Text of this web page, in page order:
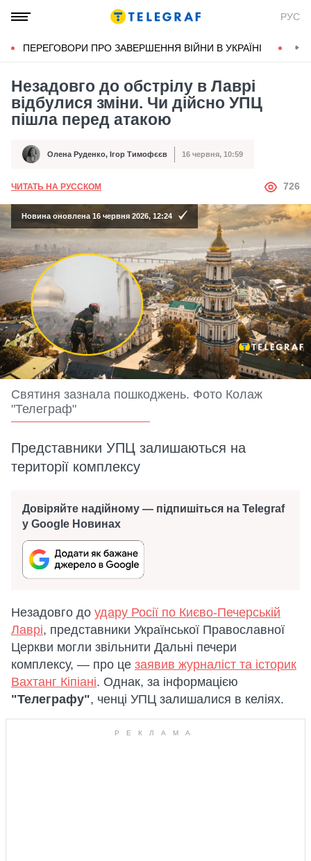
РУС
ПЕРЕГОВОРИ ПРО ЗАВЕРШЕННЯ ВІЙНИ В УКРАЇНІ
Незадовго до обстрілу в Лаврі
відбулися зміни. Чи дійсно УПЦ
пішла перед атакою
Автор Олена Руденко, Ігор Тимофєєв
Дата публікації 16 червня, 10:59
ЧИТАТЬ НА РУССКОМ АВТОР
726
Новина оновлена 16 червня 2026, 12:24
Святиня зазнала пошкоджень. Фото Колаж
"Телеграф"
Представники УПЦ залишаються на
території комплексу
Довіряйте надійному — підпишіться на Telegraf
у Google Новинах
Незадовго до удару Росії по Києво-Печерській
Лаврі, представники Української Православної
Церкви могли звільнити Дальні печери
комплексу, — про це заявив журналіст та історик
Вахтанг Кіпіані. Однак, за інформацією
"Телеграфу", ченці УПЦ залишалися в келіях.